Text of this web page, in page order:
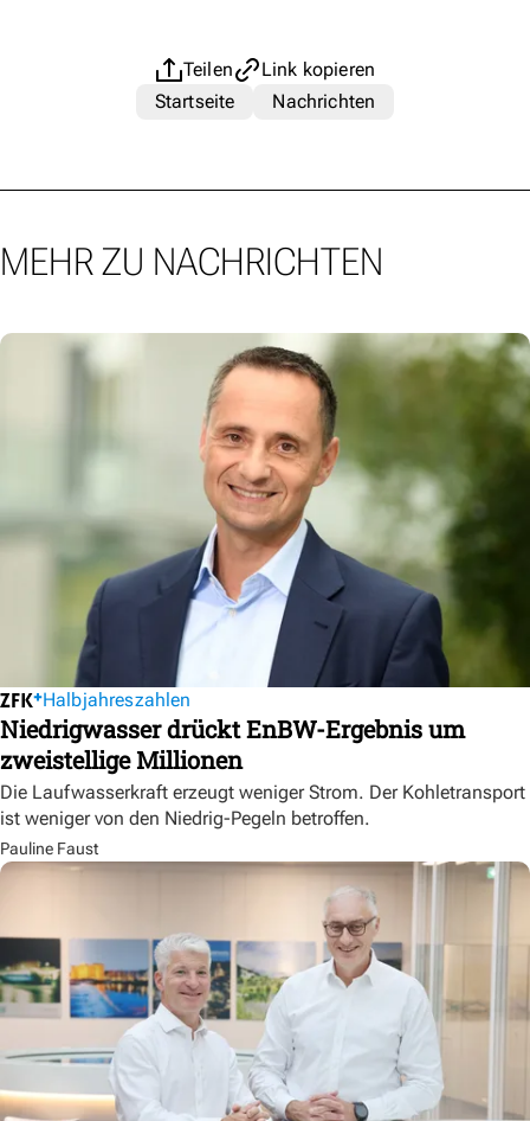
Teilen
Link kopieren
Startseite
Nachrichten
MEHR ZU NACHRICHTEN
Halbjahreszahlen
Niedrigwasser drückt EnBW-Ergebnis um
zweistellige Millionen
Die Laufwasserkraft erzeugt weniger Strom. Der Kohletransport
ist weniger von den Niedrig-Pegeln betroffen.
Pauline Faust